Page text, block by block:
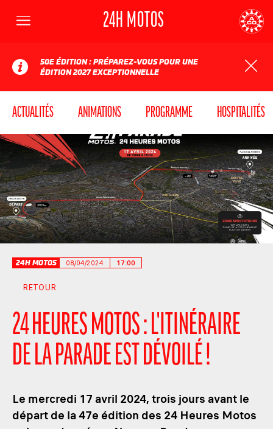
50E ÉDITION : PRÉPAREZ-VOUS POUR UNE
ÉDITION 2027 EXCEPTIONNELLE
ACTUALITÉS ANIMATIONS PROGRAMME HOSPITALITÉS
Menu 24H MOTOS
AUTOMOBILE CLUB DE L'OUEST 24
24H MOTOS 08/04/2024 17:00
RETOUR
24 HEURES MOTOS : L'ITINÉRAIRE
DE LA PARADE EST DÉVOILÉ !
Le mercredi 17 avril 2024, trois jours avant le
départ de la 47e édition des 24 Heures Motos